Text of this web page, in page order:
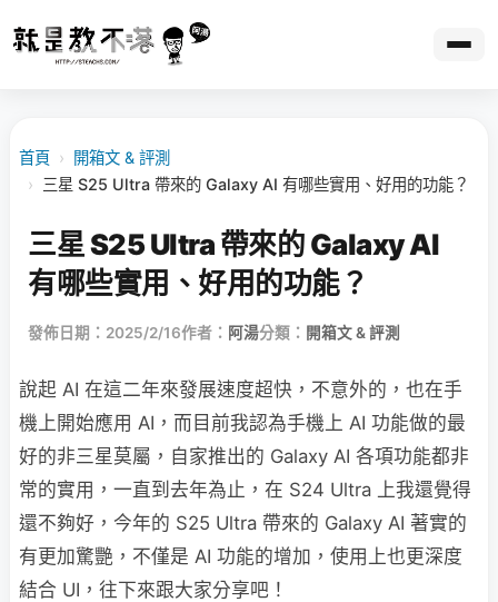
首頁 ›
開箱文 & 評測
› 三星 S25 Ultra 帶來的 Galaxy AI 有哪些實用、好用的功能？
三星 S25 Ultra 帶來的 Galaxy AI
有哪些實用、好用的功能？
發佈日期：2025/2/16作者： 阿湯分類： 開箱文 & 評測
說起 AI 在這二年來發展速度超快，不意外的，也在手
機上開始應用 AI，而目前我認為手機上 AI 功能做的最
好的非三星莫屬，自家推出的 Galaxy AI 各項功能都非
常的實用，一直到去年為止，在 S24 Ultra 上我還覺得
還不夠好，今年的 S25 Ultra 帶來的 Galaxy AI 著實的
有更加驚艷，不僅是 AI 功能的增加，使用上也更深度
結合 UI，往下來跟大家分享吧！